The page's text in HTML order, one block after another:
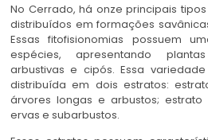
No Cerrado, há onze principais
distribuídos em formações
Essas fitofisionomias possuem
espécies, apresentando
arbustivas e cipós. Essa
distribuída em dois estratos:
árvores longas e arbustos;
ervas e subarbustos.